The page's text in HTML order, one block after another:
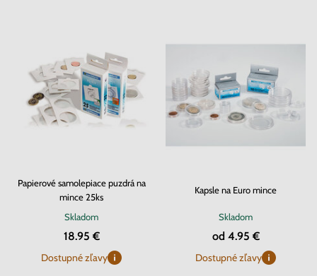
Papierové samolepiace puzdrá na
mince 25ks
Skladom
18.95 €
Dostupné zľavy
Kapsle na Euro mince
Skladom
od 4.95 €
Dostupné zľavy